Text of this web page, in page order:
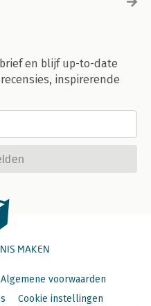
en blijf up-to-date
inspirerende
MAKEN
Algemene voorwaarden
Cookie instellingen